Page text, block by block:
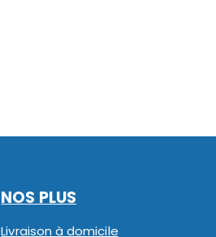
NOS PLUS
Livraison à domicile